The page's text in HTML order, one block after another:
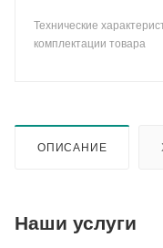
Технические
комплектации товара
ОПИСАНИЕ
Наши услуги